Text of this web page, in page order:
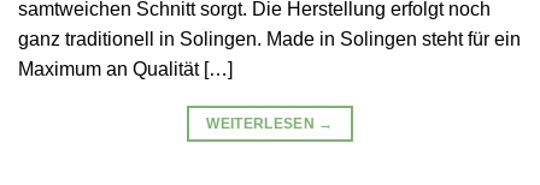
samtweichen Schnitt sorgt. Die Herstellung erfolgt noch
ganz traditionell in Solingen. Made in Solingen steht für ein
Maximum an Qualität […]
WEITERLESEN →